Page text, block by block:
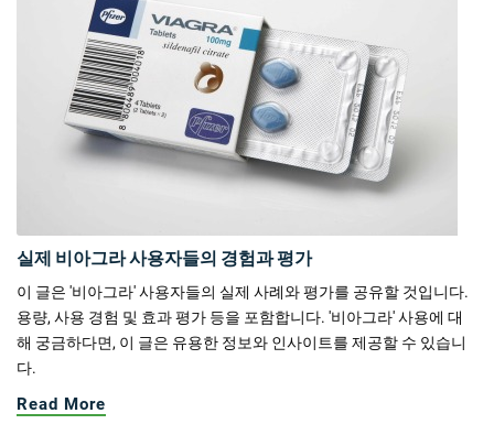
실제 비아그라 사용자들의 경험과 평가
이 글은 '비아그라' 사용자들의 실제 사례와 평가를 공유할 것입니다.
용량, 사용 경험 및 효과 평가 등을 포함합니다. '비아그라' 사용에 대
해 궁금하다면, 이 글은 유용한 정보와 인사이트를 제공할 수 있습니
다.
Read More